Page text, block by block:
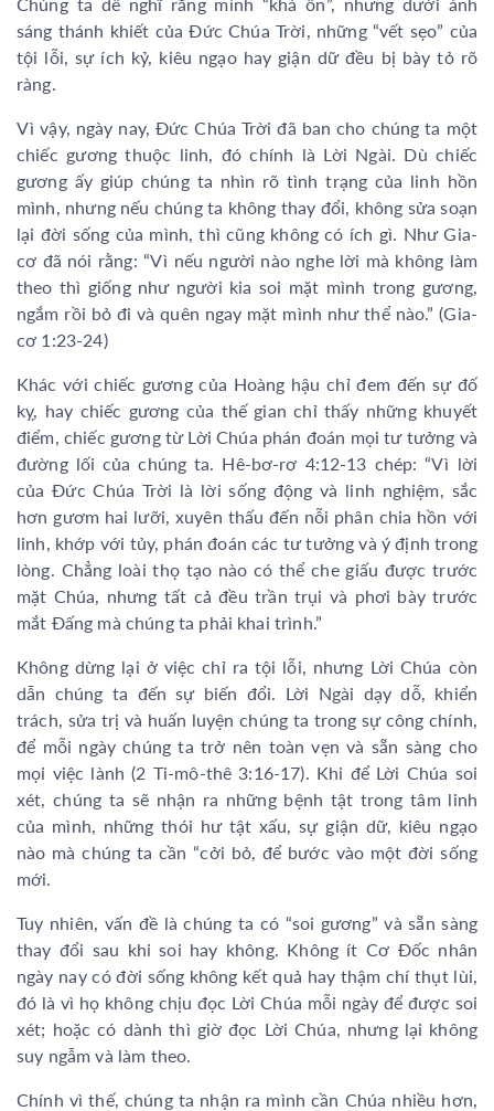
sáng thánh khiết của Đức Chúa Trời, những “vết sẹo” của
tội lỗi, sự ích kỷ, kiêu ngạo hay giận dữ đều bị bày tỏ rõ
ràng.
Vì vậy, ngày nay, Đức Chúa Trời đã ban cho chúng ta một
chiếc gương thuộc linh, đó chính là Lời Ngài. Dù chiếc
gương ấy giúp chúng ta nhìn rõ tình trạng của linh hồn
mình, nhưng nếu chúng ta không thay đổi, không sửa soạn
lại đời sống của mình, thì cũng không có ích gì. Như Gia-
cơ đã nói rằng: “Vì nếu người nào nghe lời mà không làm
theo thì giống như người kia soi mặt mình trong gương,
ngắm rồi bỏ đi và quên ngay mặt mình như thể nào.” (Gia-
cơ 1:23-24)
Khác với chiếc gương của Hoàng hậu chỉ đem đến sự đố
kỵ, hay chiếc gương của thế gian chỉ thấy những khuyết
điểm, chiếc gương từ Lời Chúa phán đoán mọi tư tưởng và
đường lối của chúng ta. Hê-bơ-rơ 4:12-13 chép: “Vì lời
của Đức Chúa Trời là lời sống động và linh nghiệm, sắc
hơn gươm hai lưỡi, xuyên thấu đến nỗi phân chia hồn với
linh, khớp với tủy, phán đoán các tư tưởng và ý định trong
lòng. Chẳng loài thọ tạo nào có thể che giấu được trước
mặt Chúa, nhưng tất cả đều trần trụi và phơi bày trước
mắt Đấng mà chúng ta phải khai trình.”
Không dừng lại ở việc chỉ ra tội lỗi, nhưng Lời Chúa còn
dẫn chúng ta đến sự biến đổi. Lời Ngài dạy dỗ, khiển
trách, sửa trị và huấn luyện chúng ta trong sự công chính,
để mỗi ngày chúng ta trở nên toàn vẹn và sẵn sàng cho
mọi việc lành (2 Ti-mô-thê 3:16-17). Khi để Lời Chúa soi
xét, chúng ta sẽ nhận ra những bệnh tật trong tâm linh
của mình, những thói hư tật xấu, sự giận dữ, kiêu ngạo
nào mà chúng ta cần “cởi bỏ, để bước vào một đời sống
mới.
Tuy nhiên, vấn đề là chúng ta có “soi gương” và sẵn sàng
thay đổi sau khi soi hay không. Không ít Cơ Đốc nhân
ngày nay có đời sống không kết quả hay thậm chí thụt lùi,
đó là vì họ không chịu đọc Lời Chúa mỗi ngày để được soi
xét; hoặc có dành thì giờ đọc Lời Chúa, nhưng lại không
suy ngẫm và làm theo.
Chính vì thế, chúng ta nhận ra mình cần Chúa nhiều hơn,